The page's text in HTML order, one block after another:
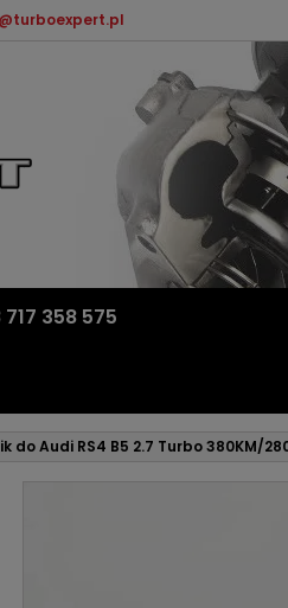
358 575
do Audi RS4 B5 2.7 Turbo 380KM/